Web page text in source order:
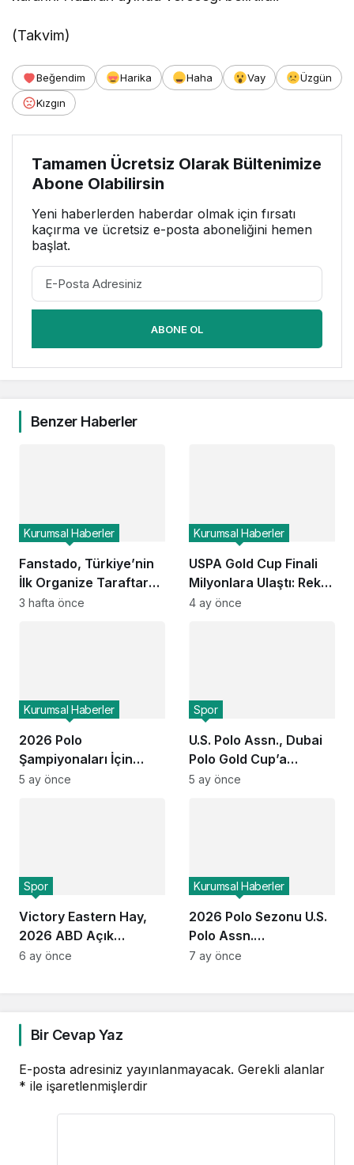
(Takvim)
Beğendim Harika Haha Vay
Üzgün
Kızgın
Tamamen Ücretsiz Olarak Bültenimize
Abone Olabilirsin
Yeni haberlerden haberdar olmak için fırsatı
kaçırma ve ücretsiz e-posta aboneliğini hemen
başlat.
ABONE OL
Benzer Haberler
Fanstado, Türkiye’nin
İlk Organize Taraftar
Tribün Ağını Kuruyor:
Kurumsal Haberler
3 hafta önce
USPA Gold Cup Finali
Milyonlara Ulaştı: Rekor
Seyirci ESPN ve Global
Kurumsal Haberler
4 ay önce
2026 Polo
Şampiyonaları İçin
ESPN ve USPA Global
Kurumsal Haberler
5 ay önce
U.S. Polo Assn., Dubai
Polo Gold Cup’a
Üçüncü Kez Sponsor
Spor
5 ay önce
Victory Eastern Hay,
2026 ABD Açık
Kadınlar Polo
Spor
6 ay önce
2026 Polo Sezonu U.S.
Polo Assn.
Sponsorluğunda
Kurumsal Haberler
7 ay önce
Bir Cevap Yaz
E-posta adresiniz yayınlanmayacak. Gerekli alanlar
* ile işaretlenmişlerdir